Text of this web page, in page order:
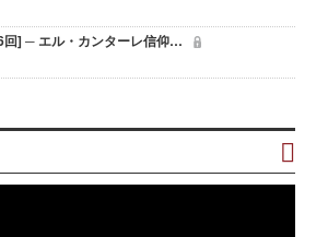
回] ─ エル・カンターレ信仰…